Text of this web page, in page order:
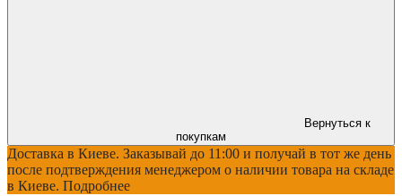
Вернуться к
покупкам
Доставка в Киеве. Заказывай до 11:00 и получай в тот же день
после подтверждения менеджером о наличии товара на складе
в Киеве. Подробнее